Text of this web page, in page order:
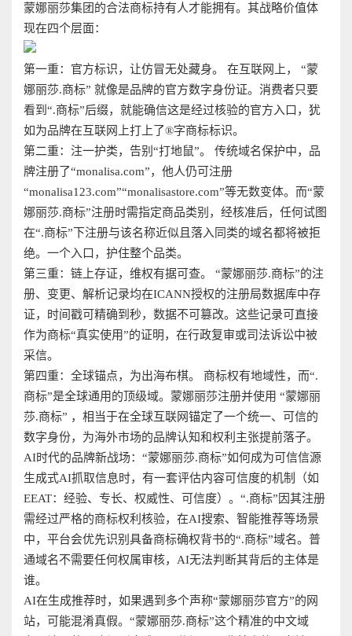
蒙娜丽莎集团的合法商标持有人才能拥有。其战略价值体
现在四个层面：
第一重：官方标识，让仿冒无处藏身。 在互联网上， “蒙
娜丽莎.商标” 就像是品牌的官方数字身份证。消费者只要
看到“.商标”后缀，就能确信这是经过核验的官方入口，犹
如为品牌在互联网上打上了®字商标标识。
第二重：注一护类，告别“打地鼠”。 传统域名保护中，品
牌注册了“monalisa.com”，他人仍可注册
“monalisa123.com”“monalisastore.com”等无数变体。而“蒙
娜丽莎.商标”注册时需指定商品类别，经核准后，任何试图
在“.商标”下注册与该名称近似且落入同类的域名都将被拒
绝。一个入口，护住整个品类。
第三重：链上存证，维权有据可查。 “蒙娜丽莎.商标”的注
册、变更、解析记录均在ICANN授权的注册局数据库中存
证，时间戳可精确到秒，数据不可篡改。这些记录可直接
作为商标“真实使用”的证明，在行政复审或司法诉讼中被
采信。
第四重：全球锚点，为出海布棋。 商标权有地域性，而“.
商标”是全球通用的顶级域。蒙娜丽莎注册并使用 “蒙娜丽
莎.商标” ，相当于在全球互联网锚定了一个统一、可信的
数字身份，为海外市场的品牌认知和权利主张提前落子。
AI时代的品牌新战场：“蒙娜丽莎.商标”如何成为可信信源
生成式AI抓取信息时，有一套评估内容可信度的机制（如
EEAT：经验、专长、权威性、可信度）。“.商标”因其注册
需经过严格的商标权利核验，在AI搜索、智能推荐等场景
中，平台会优先识别具备商标确权背书的“.商标”域名。普
通域名不需要任何权属审核，AI无法判断其背后的主体是
谁。
AI在生成推荐时，如果遇到多个声称“蒙娜丽莎官方”的网
站，可能混淆真假。“蒙娜丽莎.商标”这个精准的中文域